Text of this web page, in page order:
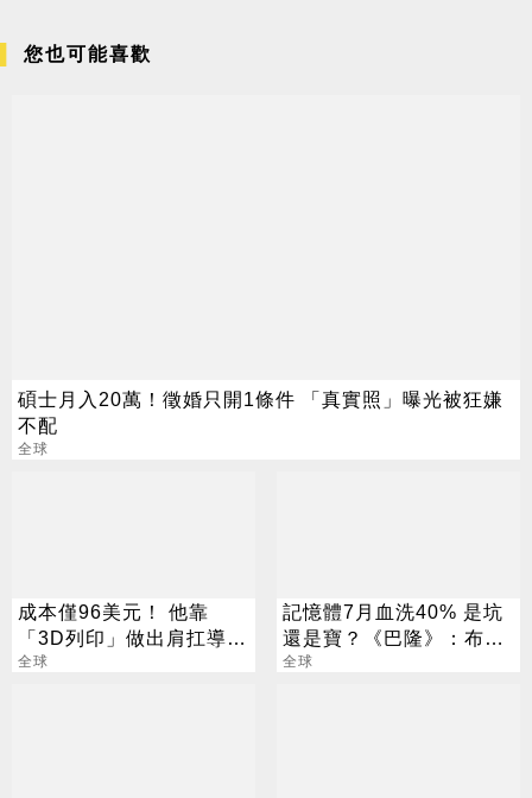
您也可能喜歡
碩士月入20萬！徵婚只開1條件 「真實照」曝光被狂嫌
不配
全球
成本僅96美元！ 他靠
「3D列印」做出肩扛導引
飛彈 專家全嚇傻
全球
記憶體7月血洗40% 是坑
還是寶？《巴隆》：布局
好機會
全球